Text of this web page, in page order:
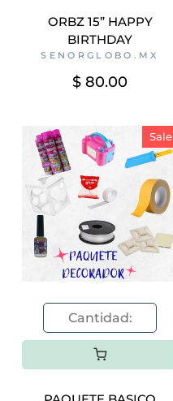
ORBZ 15” HAPPY
BIRTHDAY
SENORGLOBO.MX
$ 80.00
Sale